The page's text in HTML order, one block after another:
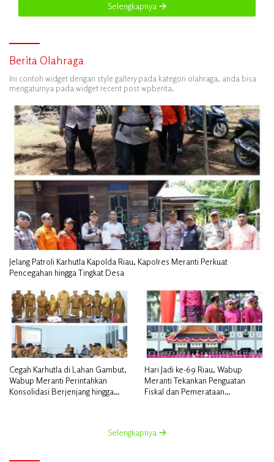
Selengkapnya
Berita Olahraga
Ini contoh widget dengan style gallery pada kategori olahraga, anda bisa
mengaturnya pada widget recent post wpberita.
Jelang Patroli Karhutla Kapolda Riau, Kapolres Meranti Perkuat
Pencegahan hingga Tingkat Desa
Cegah Karhutla di Lahan Gambut,
Wabup Meranti Perintahkan
Konsolidasi Berjenjang hingga
Hari Jadi ke-69 Riau, Wabup
Meranti Tekankan Penguatan
Fiskal dan Pemerataan
Selengkapnya